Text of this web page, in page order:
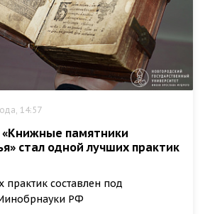
14:57
«Книжные памятники
стал одной лучших практик
составлен под
РФ